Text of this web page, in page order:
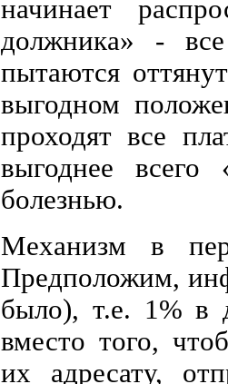
начинает
должника» -
пытаются
выгодном
проходят все
выгоднее всего
болезнью.
Механизм в
Предположим,
было), т.е. 1% в
вместо того,
их адресату,